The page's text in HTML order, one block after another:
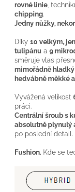
rovné linie ,
chipping.
Jedny nůžky,
Díky 10 velkým,
tulipánu a 9
směruje vlas
mimořádně
hedvábně měkké
Vyvážená velikost
práci.
Centrální šroub s
absolutně plynulý
po poslední detail.
Fushion. Kde se